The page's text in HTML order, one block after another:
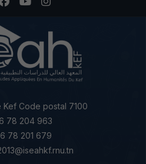
Kef Code postal 7100
78 204 963
78 201 679